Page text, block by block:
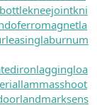
kneejointkni
la
laburnum
laggingloa
lammasshoot
landmarksens